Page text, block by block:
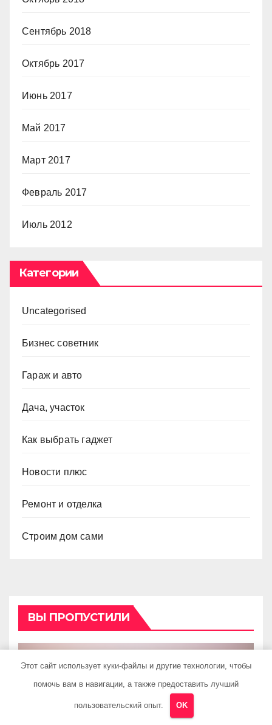
Сентябрь 2018
Октябрь 2017
Июнь 2017
Май 2017
Март 2017
Февраль 2017
Июль 2012
Категории
Uncategorised
Бизнес советник
Гараж и авто
Дача, участок
Как выбрать гаджет
Новости плюс
Ремонт и отделка
Строим дом сами
ВЫ ПРОПУСТИЛИ
Авиарейсы между
Ташкентом и
Этот сайт использует куки-файлы и другие технологии, чтобы
помочь вам в навигации, а также предоставить лучший
пользовательский опыт. OK